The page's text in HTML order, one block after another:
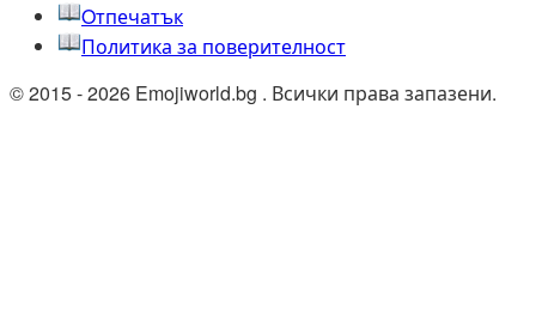
Oтпечатък
Политика за поверителност
© 2015 - 2026 Emojiworld.bg . Всички права запазени.